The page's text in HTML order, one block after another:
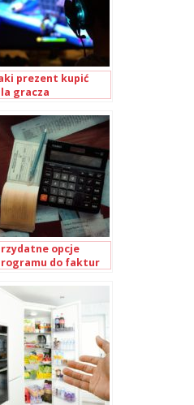
prezent kupić
gracza
opcje
do faktur